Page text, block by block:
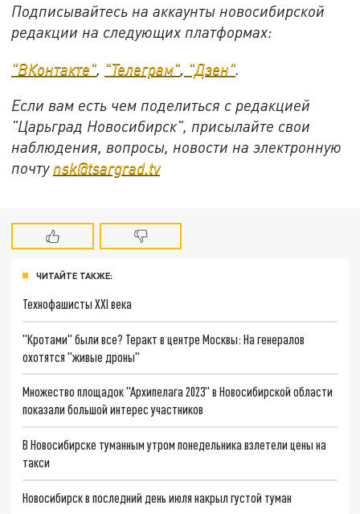
Подписывайтесь на аккаунты новосибирской
редакции на следующих платформах:
"ВКонтакте" "Телеграм" "Дзен"
Если вам есть чем поделиться с редакцией
"Царьград Новосибирск", присылайте свои
наблюдения, вопросы, новости на электронную
почту nsk@tsargrad.tv
ЧИТАЙТЕ ТАКЖЕ:
Технофашисты XXI века
"Кротами" были все? Теракт в центре Москвы: На генералов
охотятся "живые дроны"
Множество площадок "Архипелага 2023" в Новосибирской области
показали большой интерес участников
В Новосибирске туманным утром понедельника взлетели цены на
такси
Новосибирск в последний день июля накрыл густой туман